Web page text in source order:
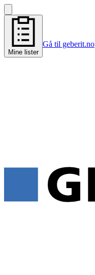
Mine lister
Gå til geberit.no